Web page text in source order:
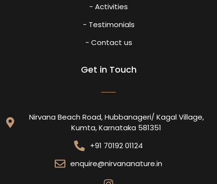
- Activities
- Testimonials
- Contact us
Get in Touch
Nirvana Beach Road, Hubbanageri/ Kagal Village,
Kumta, Karnataka 581351
+91 70192 01124
enquire@nirvananature.in